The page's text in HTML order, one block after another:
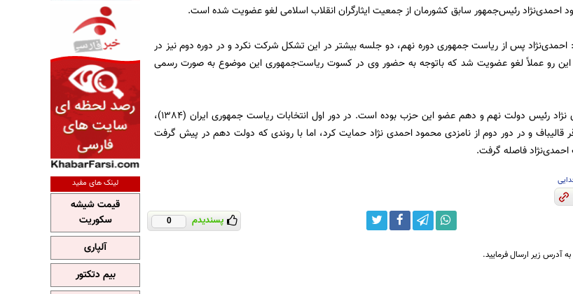
احمدی‌نژاد رئیس‌جمهور سابق کشورمان از جمعیت ایثارگران انقلاب اسلامی لغو عضویت شده است.
احمدی‌نژاد پس از ریاست جمهوری دوره نهم، دو جلسه بیشتر در این تشکل شرکت نکرد و در دوره دوم نیز در
رو عملاً لغو عضویت شد که باتوجه به حضور وی در کسوت ریاست‌جمهوری این موضوع به صورت رسمی
به گزارش فارس، محمود احمدی نژاد رئیس دولت نهم و دهم عضو این حزب بوده ‌است. در دور اول انتخابات ریاست جمهوری ایران (1384)،
قالیباف و در دور دوم از نامزدی محمود احمدی نژاد حمایت کرد، اما با روندی که دولت دهم در پیش گرفت
فاصله گرفت.
پسندیدم 0
آدرس زیر ارسال فرمایید.
لینک های مفید
قیمت شیشه
سکوریت
آلپاری
بیم دتکتور